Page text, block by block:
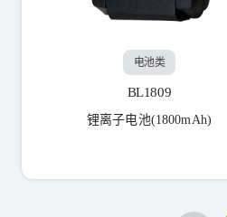
电池类
BL1809
锂离子电池(1800mAh)